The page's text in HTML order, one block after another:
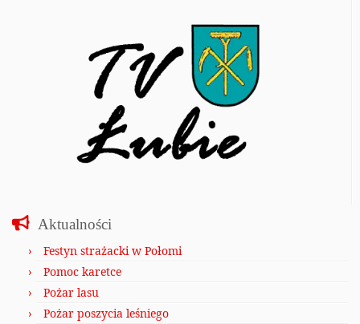
Aktualności
Festyn strażacki w Połomi
Pomoc karetce
Pożar lasu
Pożar poszycia leśniego